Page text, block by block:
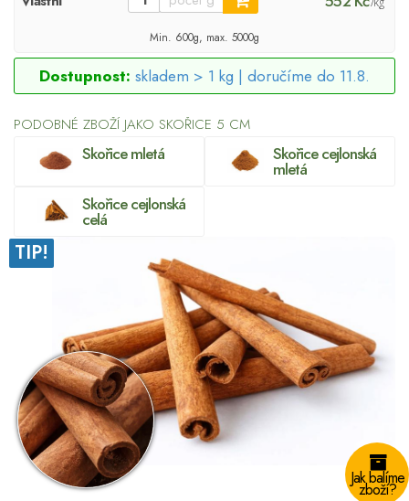
Min. 600g, max. 5000g
Dostupnost: skladem > 1 kg | doručíme do 11.8.
PODOBNÉ ZBOŽÍ JAKO SKOŘICE 5 CM
Skořice mletá Skořice cejlonská
mletá
Skořice cejlonská
celá
TIP!
Jak balíme
zboží?